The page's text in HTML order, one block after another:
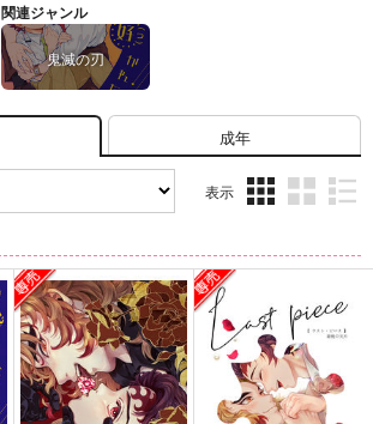
関連ジャンル
鬼滅の刃
成年
表示
ム
表
ム
表
ム
表